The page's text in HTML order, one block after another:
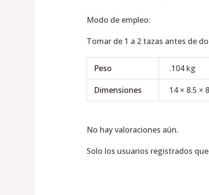
Modo de empleo:
Tomar de 1 a 2 tazas antes de
Peso .104 kg
Dimensiones 14 × 8.5 ×
No hay valoraciones aún.
Solo los usuarios registrados